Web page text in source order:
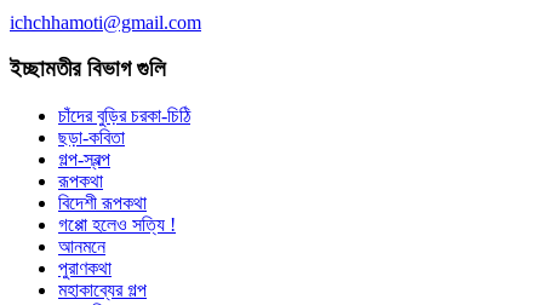
ichchhamoti@gmail.com
ইচ্ছামতীর বিভাগ গুলি
চাঁদের বুড়ির চরকা-চিঠি
ছড়া-কবিতা
গল্প-স্বল্প
রূপকথা
বিদেশী রূপকথা
গপ্পো হলেও সত্যি !
আনমনে
পুরাণকথা
মহাকাব্যের গল্প